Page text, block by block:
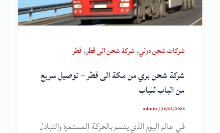
شركات شحن دولي,شركة شحن الى قطر,قطر
شركة شحن بري من مكة الى قطر – توصيل سريع
من الباب للباب
admin/26/03/2026
في عالم اليوم الذي يتسم بالحركة المستمرة والتبادل